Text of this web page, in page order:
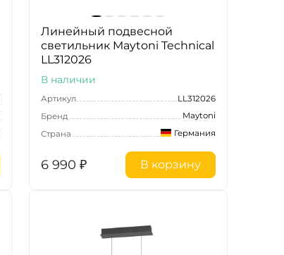
Линейный подвесной
светильник Maytoni Technical
LL312026
В наличии
Артикул
LL312026
Бренд
Maytoni
Страна
Германия
6 990 ₽ В корзину